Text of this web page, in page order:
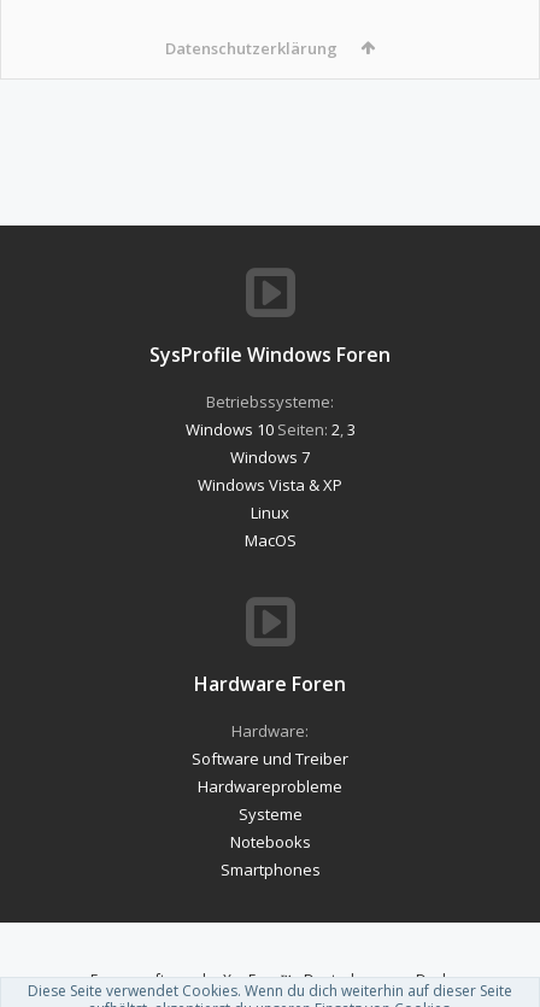
Datenschutzerklärung
SysProfile Windows Foren
Betriebssysteme:
Windows 10Seiten: 2 3
Windows 7
Windows Vista & XP
Linux
MacOS
Hardware Foren
Hardware:
Software und Treiber
Hardwareprobleme
Systeme
Notebooks
Smartphones
Forum software by XenForo™-Deutsch von xenDach
Theme designed byThemeHouse .
Diese Seite verwendet Cookies. Wenn du dich weiterhin auf dieser Seite